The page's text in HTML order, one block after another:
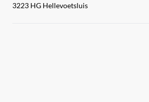
3223 HG Hellevoetsluis